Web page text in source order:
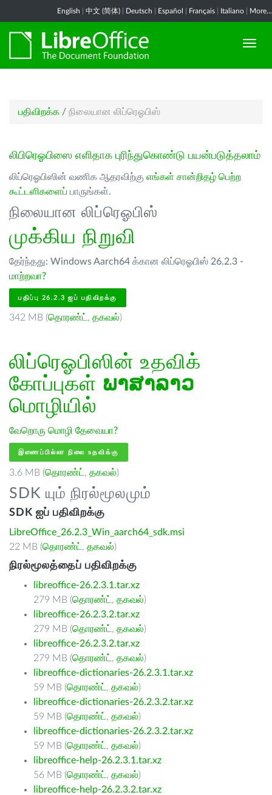
English 中文 (简体) Deutsch Español Français Italiano More...
பதிவிறக்க / நிலையான லிப்ரெஓபிஸ்
லிபிரெஓபிஸை எளிதாக புரிந்துகொண்டு பயன்படுத்தலாம்
லிப்ரெஓபிஸின் வணிக ஆதரவிற்கு எங்கள் சான்றிதழ் பெற்ற
கூட்டளிகளைப் பாருங்கள்.
நிலையான லிப்ரெஓபிஸ்
முக்கிய நிறுவி
தேர்ந்தது: Windows Aarch64 க்கான லிப்ரெஓபிஸ் 26.2.3 -
மாற்றவா?
பதிப்பு 26.2.3 ஐப் பதிவிறக்கு
342 MB (தொரண்ட் , தகவல்)
லிப்ரெஓபிஸின் உதவிக்
கோப்புகள் ພາສາລາວ
மொழியில்
வேறொரு மொழி தேவையா?
இணைப்பில்லா நிலை உதவிக்கு
3.6 MB (தொரண்ட் , தகவல்)
SDK யும் நிரல்மூலமும்
SDK ஐப் பதிவிறக்கு
LibreOffice_26.2.3_Win_aarch64_sdk.msi
22 MB (தொரண்ட் , தகவல்)
நிரல்மூலத்தைப் பதிவிறக்கு
libreoffice-26.2.3.1.tar.xz
279 MB (தொரண்ட் , தகவல்)
libreoffice-26.2.3.2.tar.xz
279 MB (தொரண்ட் , தகவல்)
libreoffice-26.2.3.2.tar.xz
279 MB (தொரண்ட் , தகவல்)
libreoffice-dictionaries-26.2.3.1.tar.xz
59 MB (தொரண்ட் , தகவல்)
libreoffice-dictionaries-26.2.3.2.tar.xz
59 MB (தொரண்ட் , தகவல்)
libreoffice-dictionaries-26.2.3.2.tar.xz
59 MB (தொரண்ட் , தகவல்)
libreoffice-help-26.2.3.1.tar.xz
56 MB (தொரண்ட் , தகவல்)
libreoffice-help-26.2.3.2.tar.xz